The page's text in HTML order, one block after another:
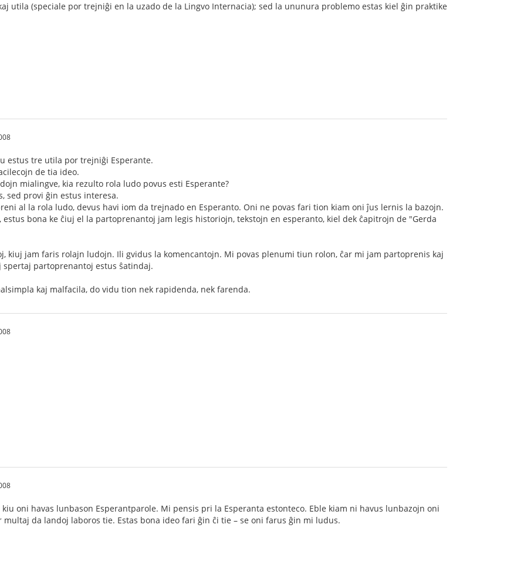
utila (speciale por trejniĝi en la uzado de la Lingvo Internacia); sed la ununura problemo estas kiel ĝin praktike
estus tre utila por trejniĝi Esperante.
de tia ideo.
mialingve, kia rezulto rola ludo povus esti Esperante?
sed provi ĝin estus interesa.
al la rola ludo, devus havi iom da trejnado en Esperanto. Oni ne povas fari tion kiam oni ĵus lernis la bazojn.
estus bona ke ĉiuj el la partoprenantoj jam legis historiojn, tekstojn en esperanto, kiel dek ĉapitrojn de "Gerda
kiuj jam faris rolajn ludojn. Ili gvidus la komencantojn. Mi povas plenumi tiun rolon, ĉar mi jam partoprenis kaj
partoprenantoj estus ŝatindaj.
kaj malfacila, do vidu tion nek rapidenda, nek farenda.
oni havas lunbason Esperantparole. Mi pensis pri la Esperanta estonteco. Eble kiam ni havus lunbazojn oni
multaj da landoj laboros tie. Estas bona ideo fari ĝin ĉi tie – se oni farus ĝin mi ludus.